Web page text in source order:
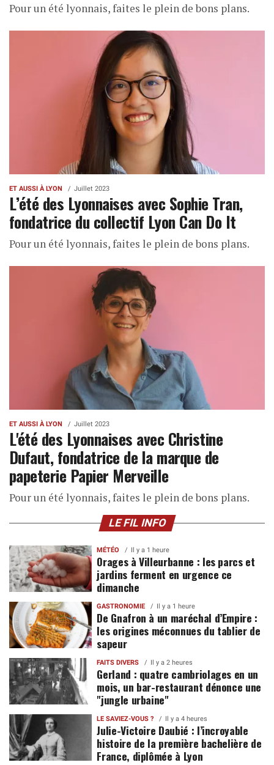
Pour un été lyonnais, faites le plein de bons plans.
ET AUSSI À LYON Juillet 2023
L’été des Lyonnaises avec Sophie Tran,
fondatrice du collectif Lyon Can Do It
Pour un été lyonnais, faites le plein de bons plans.
ET AUSSI À LYON Juillet 2023
L'été des Lyonnaises avec Christine
Dufaut, fondatrice de la marque de
papeterie Papier Merveille
Pour un été lyonnais, faites le plein de bons plans.
LE FIL INFO
MÉTÉO Il y a 1 heure
Orages à Villeurbanne : les parcs et
jardins ferment en urgence ce
dimanche
GASTRONOMIE Il y a 1 heure
De Gnafron à un maréchal d’Empire :
les origines méconnues du tablier de
sapeur
FAITS DIVERS Il y a 2 heures
Gerland : quatre cambriolages en un
mois, un bar-restaurant dénonce une
"jungle urbaine"
LE SAVIEZ-VOUS ? Il y a 4 heures
Julie-Victoire Daubié : l’incroyable
histoire de la première bachelière de
France, diplômée à Lyon